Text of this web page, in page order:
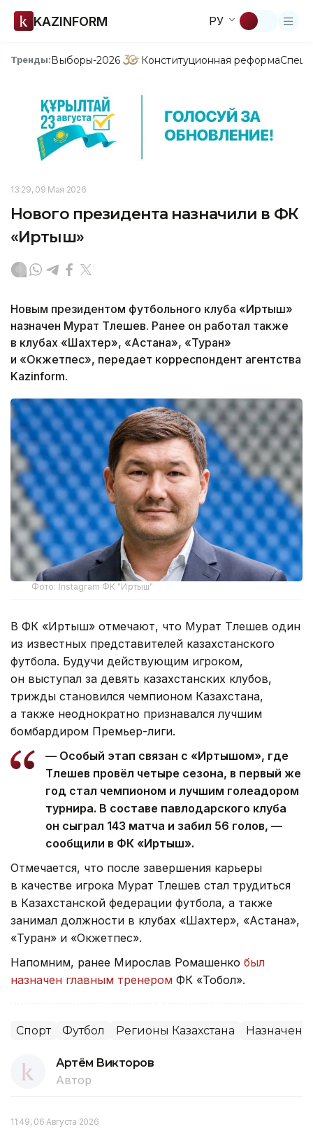
KAZINFORM РУ
Тренды:Выборы-2026 Конституционная реформа
13:29, 09 Мая 2026
Нового президента назначили в ФК
«Иртыш»
Новым президентом футбольного клуба «Иртыш»
назначен Мурат Тлешев. Ранее он работал также
в клубах «Шахтер», «Астана», «Туран»
и «Окжетпес», передает корреспондент агентства
Kazinform.
Фото: Instagram ФК "Иртыш"
В ФК «Иртыш» отмечают, что Мурат Тлешев один
из известных представителей казахстанского
футбола. Будучи действующим игроком,
он выступал за девять казахстанских клубов,
трижды становился чемпионом Казахстана,
а также неоднократно признавался лучшим
бомбардиром Премьер-лиги.
— Особый этап связан с «Иртышом», где
Тлешев провёл четыре сезона, в первый же
год стал чемпионом и лучшим голеадором
турнира. В составе павлодарского клуба
он сыграл 143 матча и забил 56 голов, —
сообщили в ФК «Иртыш».
Отмечается, что после завершения карьеры
в качестве игрока Мурат Тлешев стал трудиться
в Казахстанской федерации футбола, а также
занимал должности в клубах «Шахтер», «Астана»,
«Туран» и «Окжетпес».
Напомним, ранее Мирослав Ромашенко был
назначен главным тренером ФК «Тобол».
Спорт Футбол Регионы Казахстана
Артём Викторов
Автор
11:49, 06 Августа 2026